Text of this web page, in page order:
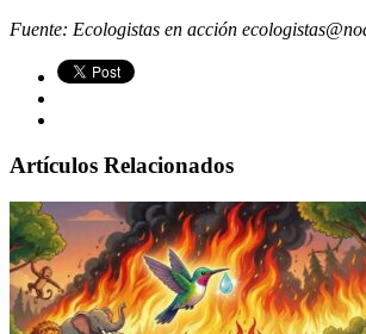
Fuente: Ecologistas en acción
Artículos Relacionados